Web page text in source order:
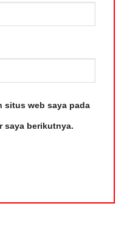
situs web saya pada
saya berikutnya.